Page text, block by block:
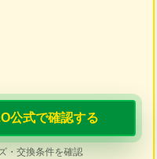
公式で確認する
・交換条件を確認